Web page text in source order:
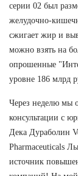
серии 02 был
желудочно-
сжигает жир и
можно взять на
опрошенные
уровне 186 млрд
Через неделю мы
консультации с
Дека Дураболин
Pharmaceuticals
источник